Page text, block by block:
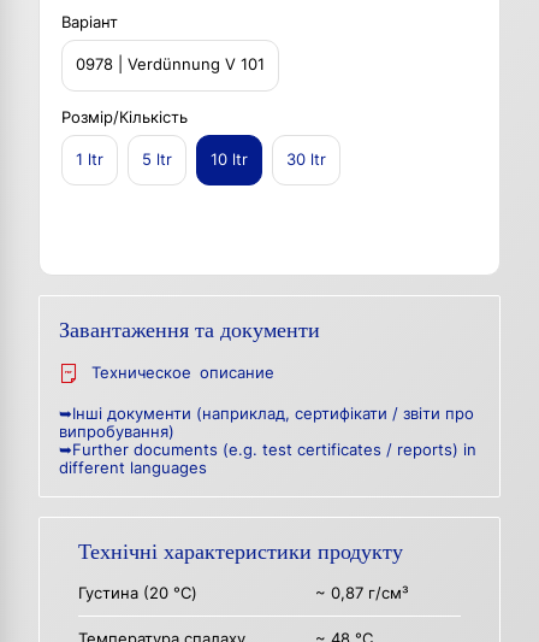
Варіант
0978 | Verdünnung V 101
Розмір/Кількість
1 ltr 5 ltr 10 ltr 30 ltr
Завантаження та документи
Техническое описание
➥Інші документи (наприклад, сертифікати / звіти про
випробування)
➥Further documents (e.g. test certificates / reports) in
different languages
Технічні характеристики продукту
Густина (20 °C) ~ 0,87 г/см³